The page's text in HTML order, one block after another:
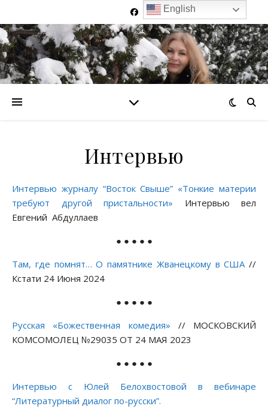
Интервью
Интервью журналу “Восток Свыше” «Тонкие материи
требуют другой пристальности» Интервью вел
Евгений Абдуллаев
● ● ● ● ●
Там, где помнят… О памятнике Жванецкому в США//
Кстати 24 Июня 2024
● ● ● ● ●
Русская «Божественная комедия» // МОСКОВСКИЙ
КОМСОМОЛЕЦ №29035 ОТ 24 МАЯ 2023
● ● ● ● ●
Интервью с Юлей Белохвостовой в вебинаре
“Литературный диалог по-русски”.
English